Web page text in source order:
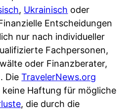
, Ukrainisch oder
Entscheidungen
nur nach individueller
Fachpersonen,
oder Finanzberater,
DieTravelerNews.org
Haftung für mögliche
, die durch die